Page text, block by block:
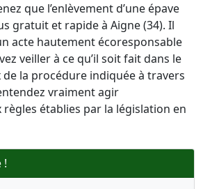
que l’enlèvement d’une épave
gratuit et rapide à Aigne (34). Il
acte hautement écoresponsable
veiller à ce qu’il soit fait dans le
la procédure indiquée à travers
vraiment agir
établies par la législation en
!